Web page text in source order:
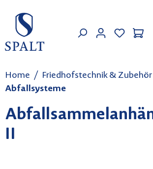
Zum Hauptinhalt springen
MEIN
Home
Friedhofstechnik & Zubehör
Abfallsysteme
II